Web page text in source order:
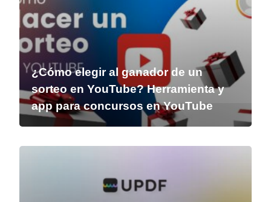
¿Cómo elegir al ganador de un
sorteo en YouTube? Herramienta y
app para concursos en YouTube